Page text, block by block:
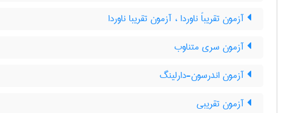
آزمون تقریباً ناوردا ، آزمون تقریبا ناوردا
آزمون سری متناوب
آزمون اندرسون-دارلینگ
آزمون تقریبی